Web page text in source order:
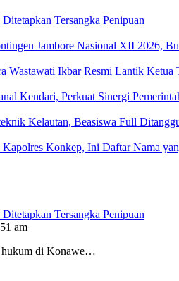
Tersangka Penipuan
Jambore Nasional XII 2026,
Wastawati Ikbar Resmi Lantik
Kendari, Perkuat Sinergi
Kelautan, Beasiswa Full
Konkep, Ini Daftar Nama
Tersangka Penipuan
am
di Konawe…